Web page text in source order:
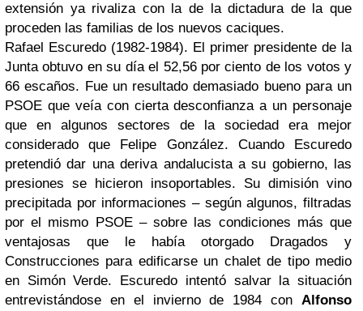
extensión ya rivaliza con la de la dictadura de la que
proceden las familias de los nuevos caciques.
Rafael Escuredo (1982-1984). El primer presidente de la
Junta obtuvo en su día el 52,56 por ciento de los votos y
66 escaños. Fue un resultado demasiado bueno para un
PSOE que veía con cierta desconfianza a un personaje
que en algunos sectores de la sociedad era mejor
considerado que Felipe González. Cuando Escuredo
pretendió dar una deriva andalucista a su gobierno, las
presiones se hicieron insoportables. Su dimisión vino
precipitada por informaciones – según algunos, filtradas
por el mismo PSOE – sobre las condiciones más que
ventajosas que le había otorgado Dragados y
Construcciones para edificarse un chalet de tipo medio
en Simón Verde. Escuredo intentó salvar la situación
entrevistándose en el invierno de 1984 con Alfonso